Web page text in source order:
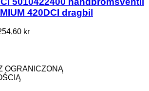
420DCI dragbil
kr
OGRANICZONĄ